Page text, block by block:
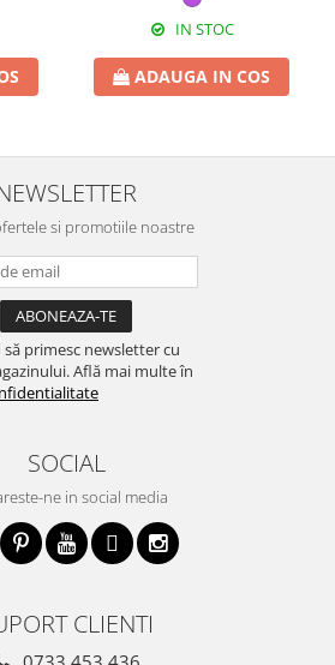
IN STOC
ADAUGA IN COS
si promotiile noastre
primesc newsletter cu
Află mai multe în
SOCIAL
ne in social media
CLIENTI